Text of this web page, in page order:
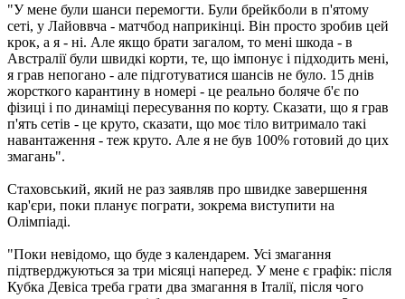
"У мене були шанси перемогти. Були брейкболи в п'ятому
сеті, у Лайоввча - матчбод наприкінці. Він просто зробив цей
крок, а я - ні. Але якщо брати загалом, то мені шкода - в
Австралії були швидкі корти, те, що імпонує і підходить мені,
я грав непогано - але підготуватися шансів не було. 15 днів
жорсткого карантину в номері - це реально боляче б'є по
фізиці і по динаміці пересування по корту. Сказати, що я грав
п'ять сетів - це круто, сказати, що моє тіло витримало такі
навантаження - теж круто. Але я не був 100% готовий до цих
змагань".
Стаховський, який не раз заявляв про швидке завершення
кар'єри, поки планує пограти, зокрема виступити на
Олімпіаді.
"Поки невідомо, що буде з календарем. Усі змагання
підтверджуються за три місяці наперед. У мене є графік: після
Кубка Девіса треба грати два змагання в Італії, після чого